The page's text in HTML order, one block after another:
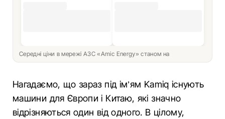
Середні ціни в мережі АЗС «Amic Energy» станом на
Нагадаємо, що зараз під ім’ям Kamiq існують
машини для Європи і Китаю, які значно
відрізняються один від одного. В цілому,